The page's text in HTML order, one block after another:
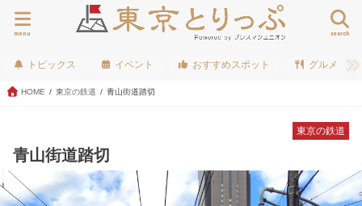
search
menu
トピックス イベント おすすめスポット グルメ
HOME 東京の鉄道 青山街道踏切
東京の鉄道
青山街道踏切